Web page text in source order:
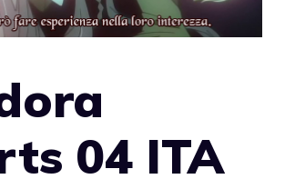
04 ITA